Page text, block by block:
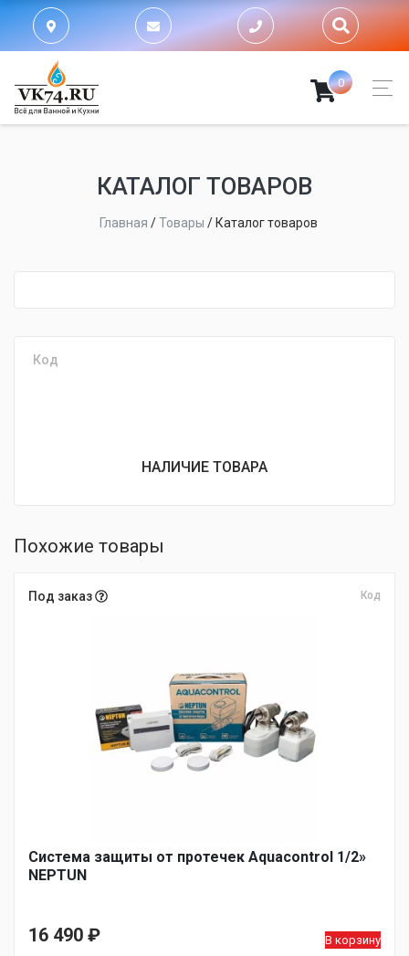
0
КАТАЛОГ ТОВАРОВ
Главная /Товары / Каталог товаров
Код
НАЛИЧИЕ ТОВАРА
Похожие товары
Под заказ Код
Система защиты от протечек Aquacontrol 1/2»
NEPTUN
16 490 ₽ В корзину